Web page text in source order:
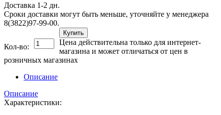
Доставка 1-2 дн.
Сроки доставки могут быть меньше, уточняйте у менеджера
8(3822)97-99-00.
Кол-во:
Купить
Цена действительна только для интернет-
магазина и может отличаться от цен в
розничных магазинах
Описание
Описание
Характеристики: